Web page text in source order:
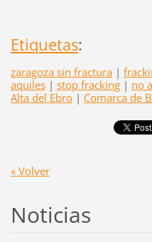
Etiquetas:
zaragoza sin fractura |
aquiles | stop fracking | no
Alta del Ebro | Comarca de
« Volver
Noticias